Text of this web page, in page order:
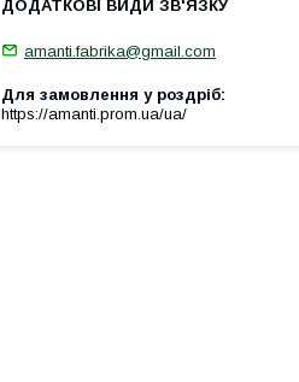
amanti.fabrika@gmail.com
Для замовлення у роздріб
https://amanti.prom.ua/ua/